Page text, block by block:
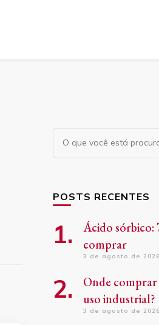
Procurando
algo?
POSTS RECENTES
Ácido sórbico:
comprar
3 de agosto de 2026
Onde
uso industrial?
3 de agosto de 2026